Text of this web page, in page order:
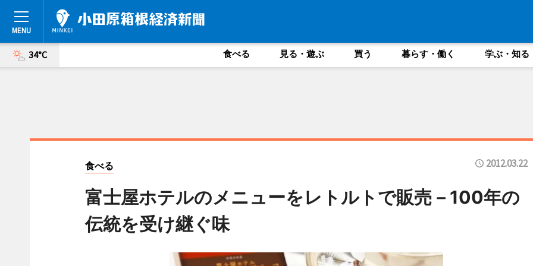
34°C 食べる 見る・遊ぶ 買う 暮らす・働く 学ぶ・知る
食べる 2012.03.22
富士屋ホテルのメニューをレトルトで販売－100年の
伝統を受け継ぐ味